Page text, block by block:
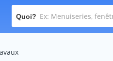
Quoi?